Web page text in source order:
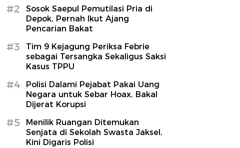
#2
Sosok Saepul Pemutilasi Pria di
Depok, Pernah Ikut Ajang
Pencarian Bakat
#3
Tim 9 Kejagung Periksa Febrie
sebagai Tersangka Sekaligus Saksi
Kasus TPPU
#4
Polisi Dalami Pejabat Pakai Uang
Negara untuk Sebar Hoax, Bakal
Dijerat Korupsi
#5
Menilik Ruangan Ditemukan
Senjata di Sekolah Swasta Jaksel,
Kini Digaris Polisi